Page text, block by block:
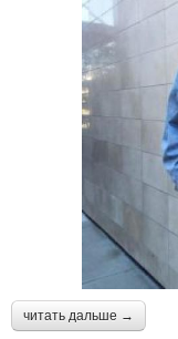
читать дальше →